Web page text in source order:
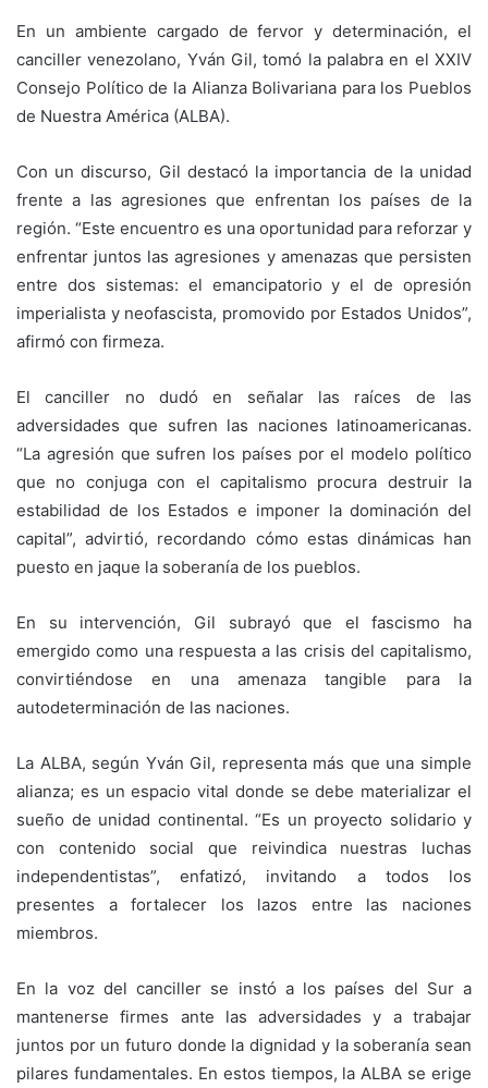
En un ambiente cargado de fervor y determinación, el
canciller venezolano, Yván Gil, tomó la palabra en el XXIV
Consejo Político de la Alianza Bolivariana para los Pueblos
de Nuestra América (ALBA).
Con un discurso, Gil destacó la importancia de la unidad
frente a las agresiones que enfrentan los países de la
región. “Este encuentro es una oportunidad para reforzar y
enfrentar juntos las agresiones y amenazas que persisten
entre dos sistemas: el emancipatorio y el de opresión
imperialista y neofascista, promovido por Estados Unidos”,
afirmó con firmeza.
El canciller no dudó en señalar las raíces de las
adversidades que sufren las naciones latinoamericanas.
“La agresión que sufren los países por el modelo político
que no conjuga con el capitalismo procura destruir la
estabilidad de los Estados e imponer la dominación del
capital”, advirtió, recordando cómo estas dinámicas han
puesto en jaque la soberanía de los pueblos.
En su intervención, Gil subrayó que el fascismo ha
emergido como una respuesta a las crisis del capitalismo,
convirtiéndose en una amenaza tangible para la
autodeterminación de las naciones.
La ALBA, según Yván Gil, representa más que una simple
alianza; es un espacio vital donde se debe materializar el
sueño de unidad continental. “Es un proyecto solidario y
con contenido social que reivindica nuestras luchas
independentistas”, enfatizó, invitando a todos los
presentes a fortalecer los lazos entre las naciones
miembros.
En la voz del canciller se instó a los países del Sur a
mantenerse firmes ante las adversidades y a trabajar
juntos por un futuro donde la dignidad y la soberanía sean
pilares fundamentales. En estos tiempos, la ALBA se erige